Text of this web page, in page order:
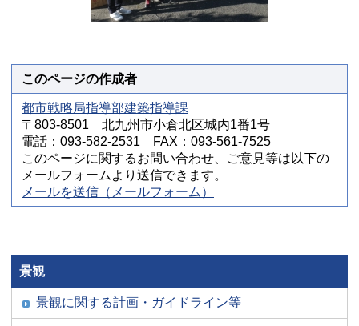
このページの作成者
都市戦略局指導部建築指導課
〒803-8501 北九州市小倉北区城内1番1号
電話：093-582-2531 FAX：093-561-7525
このページに関するお問い合わせ、ご意見等は以下の
メールフォームより送信できます。
メールを送信（メールフォーム）
景観
景観に関する計画・ガイドライン等